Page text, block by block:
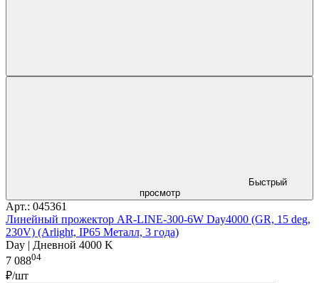
Быстрый
просмотр
Арт.: 045361
Линейный прожектор AR-LINE-300-6W Day4000 (GR, 15 deg,
230V) (Arlight, IP65 Металл, 3 года)
Day | Дневной 4000 K
7 08804
₽/шт